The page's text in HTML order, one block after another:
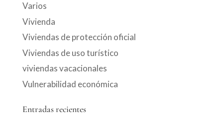
Varios
Vivienda
Viviendas de protección oficial
Viviendas de uso turístico
viviendas vacacionales
Vulnerabilidad económica
Entradas recientes